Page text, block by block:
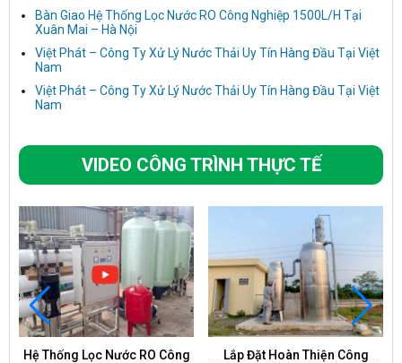
Bàn Giao Hệ Thống Lọc Nước RO Công Nghiệp 1500L/H Tại
Xuân Mai – Hà Nội
Việt Phát – Công Ty Xử Lý Nước Thải Uy Tín Hàng Đầu Tại Việt
Nam
Việt Phát – Công Ty Xử Lý Nước Thải Uy Tín Hàng Đầu Tại Việt
Nam
VIDEO CÔNG TRÌNH THỰC TẾ
Hệ Thống Lọc Nước RO Công
Lắp Đặt Hoàn Thiện Công